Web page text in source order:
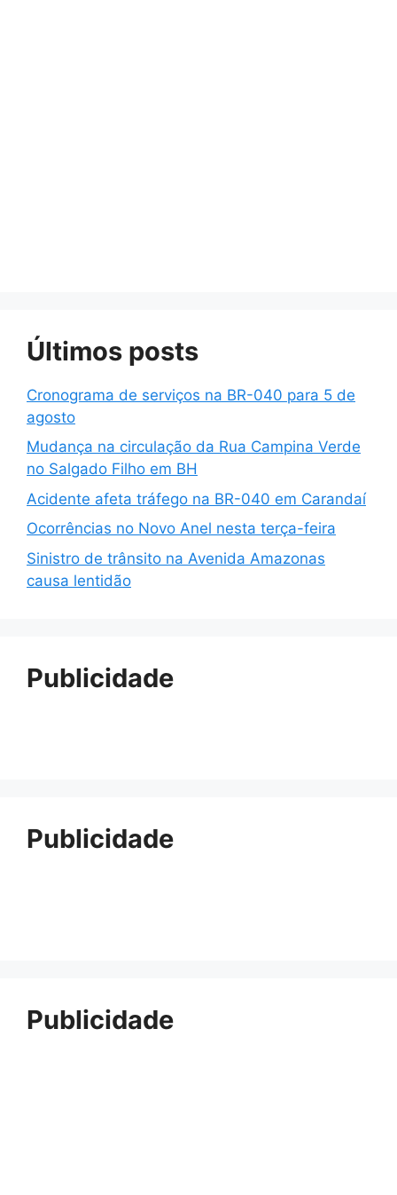
Últimos posts
Cronograma de serviços na BR-040 para 5 de
agosto
Mudança na circulação da Rua Campina Verde
no Salgado Filho em BH
Acidente afeta tráfego na BR-040 em Carandaí
Ocorrências no Novo Anel nesta terça-feira
Sinistro de trânsito na Avenida Amazonas
causa lentidão
Publicidade
Publicidade
Publicidade